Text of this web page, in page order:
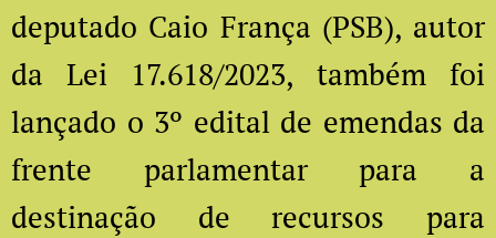
deputado Caio França (PSB), autor
da Lei 17.618/2023, também foi
lançado o 3º edital de emendas da
frente parlamentar para a
destinação de recursos para